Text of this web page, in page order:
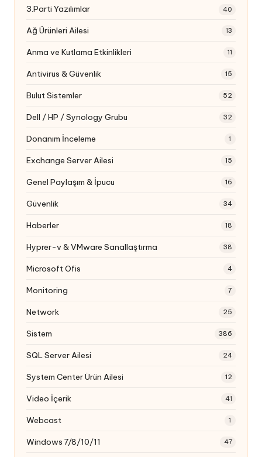
3.Parti Yazılımlar 40
Ağ Ürünleri Ailesi 13
Anma ve Kutlama Etkinlikleri 11
Antivirus & Güvenlik 15
Bulut Sistemler 52
Dell / HP / Synology Grubu 32
Donanım İnceleme 1
Exchange Server Ailesi 15
Genel Paylaşım & İpucu 16
Güvenlik 34
Haberler 18
Hyprer-v & VMware Sanallaştırma 38
Microsoft Ofis 4
Monitoring 7
Network 25
Sistem 386
SQL Server Ailesi 24
System Center Ürün Ailesi 12
Video İçerik 41
Webcast 1
Windows 7/8/10/11 47